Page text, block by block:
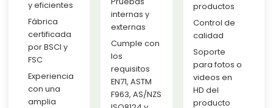
y eficientes
Fábrica
certificada
por BSCI y
FSC
Experiencia
con una
amplia
internas y
externas
Cumple con
los
requisitos
EN71, ASTM
F963, AS/NZS
productos
Control de
calidad
Soporte
para fotos o
videos en
HD del
producto